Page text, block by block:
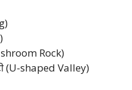
Rock)
(U-shaped Valley)